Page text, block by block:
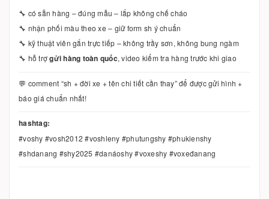
🔧 có sẵn hàng – đúng mẫu – lắp không chế cháo
🔧 nhận phối màu theo xe – giữ form sh ý chuẩn
🔧 kỹ thuật viên gắn trực tiếp – không trầy sơn, không bung ngàm
🔧 hỗ trợgửi hàng toàn quốc, video kiểm tra hàng trước khi giao
💬 comment “sh + đời xe + tên chi tiết cần thay” để được gửi hình +
báo giá chuẩn nhất!
hashtag:
#voshy #vosh2012 #voshleny #phutungshy #phukienshy
#shdanang #shy2025 #danáoshy #voxeshy #voxeđanang